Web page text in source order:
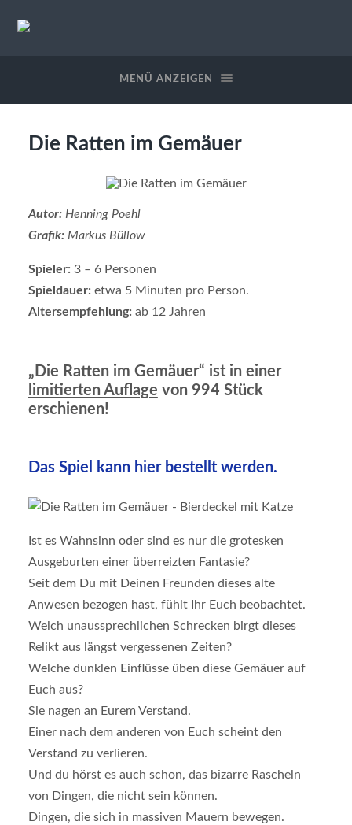
MENÜ ANZEIGEN
Die Ratten im Gemäuer
Autor:Henning Poehl
Grafik:Markus Büllow
Spieler: 3 – 6 Personen
Spieldauer: etwa 5 Minuten pro Person.
Altersempfehlung: ab 12 Jahren
„Die Ratten im Gemäuer“ ist in einer
limitierten Auflage von 994 Stück
erschienen!
Das Spiel kann hier bestellt werden.
Ist es Wahnsinn oder sind es nur die grotesken
Ausgeburten einer überreizten Fantasie?
Seit dem Du mit Deinen Freunden dieses alte
Anwesen bezogen hast, fühlt Ihr Euch beobachtet.
Welch unaussprechlichen Schrecken birgt dieses
Relikt aus längst vergessenen Zeiten?
Welche dunklen Einflüsse üben diese Gemäuer auf
Euch aus?
Sie nagen an Eurem Verstand.
Einer nach dem anderen von Euch scheint den
Verstand zu verlieren.
Und du hörst es auch schon, das bizarre Rascheln
von Dingen, die nicht sein können.
Dingen, die sich in massiven Mauern bewegen.